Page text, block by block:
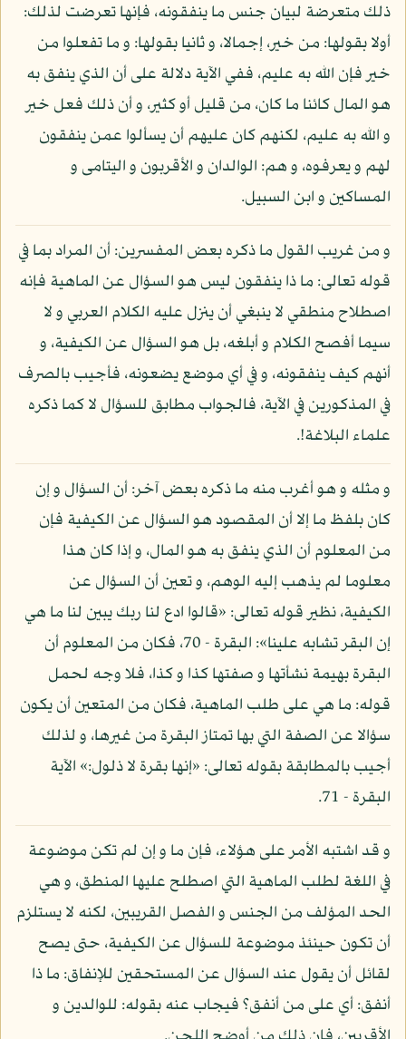
ذلك متعرضة لبيان جنس ما ينفقونه، فإنها تعرضت لذلك:
أولا بقولها: من خير، إجمالا، و ثانيا بقولها: و ما تفعلوا من
خير فإن الله به عليم، ففي الآية دلالة على أن الذي ينفق به
هو المال كائنا ما كان، من قليل أو كثير، و أن ذلك فعل خير
و الله به عليم، لكنهم كان عليهم أن يسألوا عمن ينفقون
لهم و يعرفوه، و هم: الوالدان و الأقربون و اليتامى و
المساكين و ابن السبيل.
و من غريب القول ما ذكره بعض المفسرين: أن المراد بما في
قوله تعالى: ما ذا ينفقون ليس هو السؤال عن الماهية فإنه
اصطلاح منطقي لا ينبغي أن ينزل عليه الكلام العربي و لا
سيما أفصح الكلام و أبلغه، بل هو السؤال عن الكيفية، و
أنهم كيف ينفقونه، و في أي موضع يضعونه، فأجيب بالصرف
في المذكورين في الآية، فالجواب مطابق للسؤال لا كما ذكره
علماء البلاغة!.
و مثله و هو أغرب منه ما ذكره بعض آخر: أن السؤال و إن
كان بلفظ ما إلا أن المقصود هو السؤال عن الكيفية فإن
من المعلوم أن الذي ينفق به هو المال، و إذا كان هذا
معلوما لم يذهب إليه الوهم، و تعين أن السؤال عن
الكيفية، نظير قوله تعالى: «قالوا ادع لنا ربك يبين لنا ما هي
إن البقر تشابه علينا»: البقرة - 70، فكان من المعلوم أن
البقرة بهيمة نشأتها و صفتها كذا و كذا، فلا وجه لحمل
قوله: ما هي على طلب الماهية، فكان من المتعين أن يكون
سؤالا عن الصفة التي بها تمتاز البقرة من غيرها، و لذلك
أجيب بالمطابقة بقوله تعالى: «إنها بقرة لا ذلول:» الآية
البقرة - 71.
و قد اشتبه الأمر على هؤلاء، فإن ما و إن لم تكن موضوعة
في اللغة لطلب الماهية التي اصطلح عليها المنطق، و هي
الحد المؤلف من الجنس و الفصل القريبين، لكنه لا يستلزم
أن تكون حينئذ موضوعة للسؤال عن الكيفية، حتى يصح
لقائل أن يقول عند السؤال عن المستحقين للإنفاق: ما ذا
أنفق: أي على من أنفق؟ فيجاب عنه بقوله: للوالدين و